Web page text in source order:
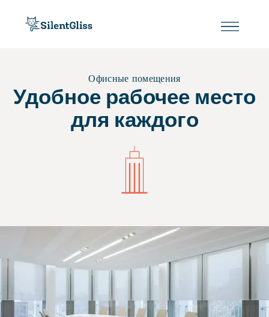
Офисные помещения
Удобное рабочее место
для каждого